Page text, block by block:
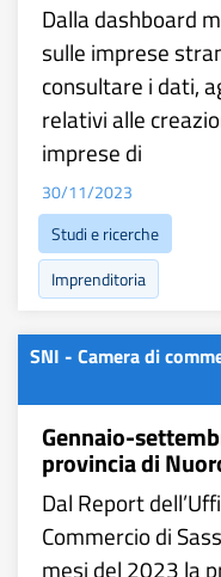
Dalla dashboard
sulle imprese
consultare i dati,
relativi alle
imprese di
30/11/2023
Studi e ricerche
Imprenditoria
SNI - Camera di
Gennaio-
provincia di
Dal Report
Commercio di
mesi del 2023 la